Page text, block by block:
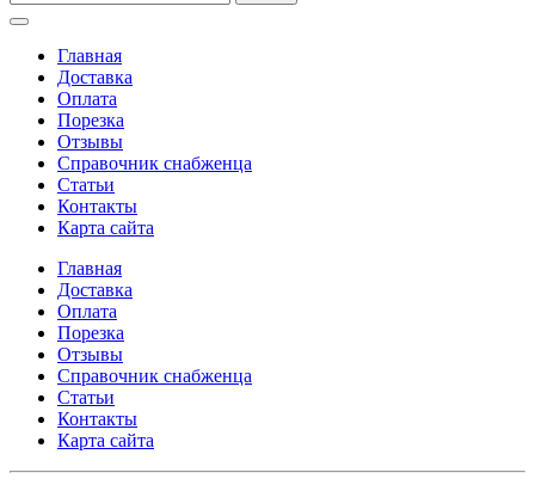
Главная
Доставка
Оплата
Порезка
Отзывы
Справочник снабженца
Статьи
Контакты
Карта сайта
Главная
Доставка
Оплата
Порезка
Отзывы
Справочник снабженца
Статьи
Контакты
Карта сайта